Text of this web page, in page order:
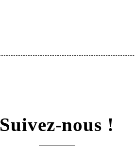
Suivez-nous !